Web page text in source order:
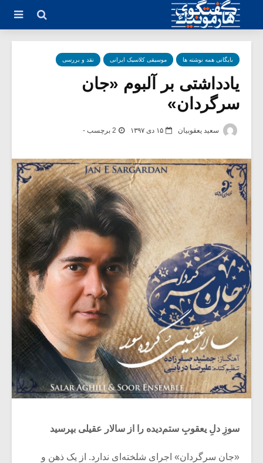
بایگانی همه نوشته ها موسیقی کلاسیک ایرانی نقد و بررسی
یادداشتی بر آلبوم «جان
سرگردان»
سعید یعقوبیان ۱۵ دی ۱۳۹۷ 2 برچسب -
سوزِ دلِ یعقوبِ ستم‌دیده را از سالار عقیلی بپرسید
«جان سرگردان» اجرای شلخته‌ای ندارد. از یک ذهن و